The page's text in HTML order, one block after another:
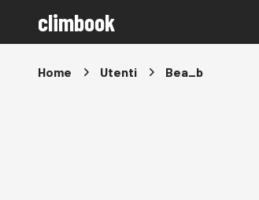
climbook
Home Utenti Bea_b